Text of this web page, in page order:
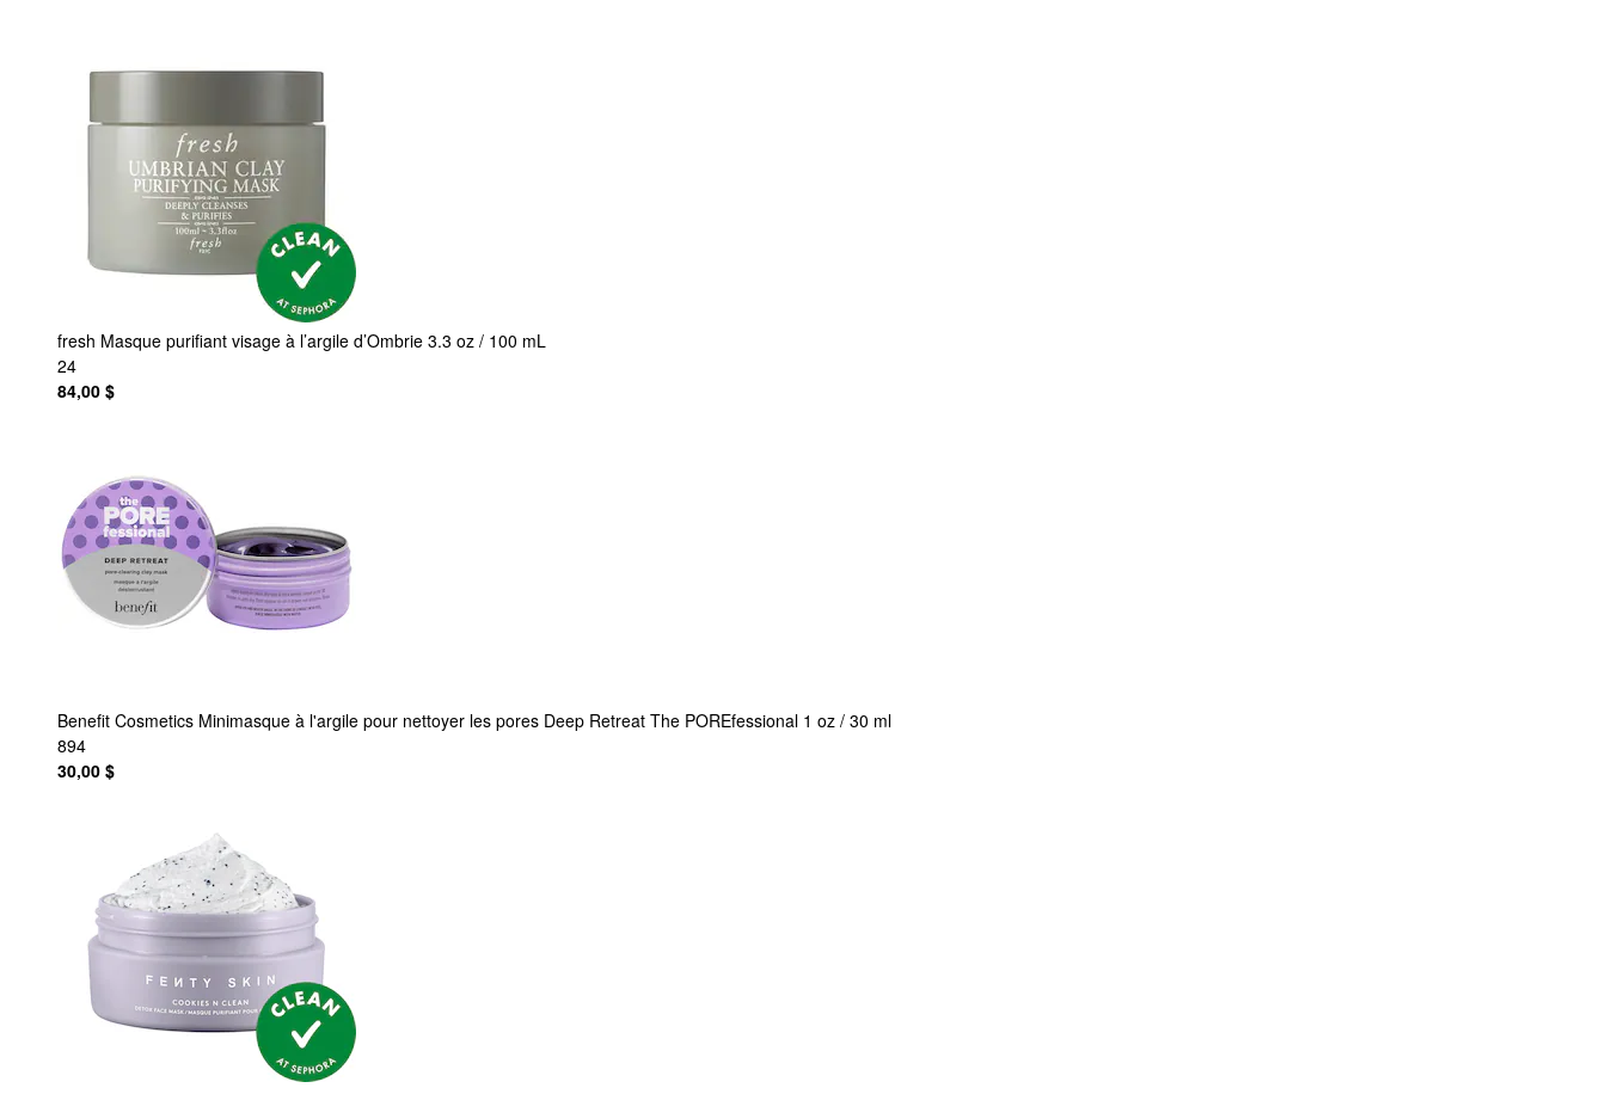
fresh Masque purifiant visage à l’argile d’Ombrie 3.3 oz / 100 mL
24
84,00 $
Benefit Cosmetics Minimasque à l'argile pour nettoyer les pores Deep Retreat The POREfessional 1 oz / 30 ml
894
30,00 $